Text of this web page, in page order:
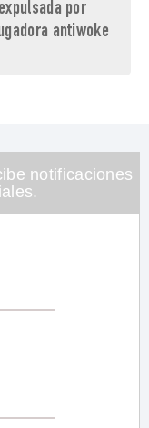
por
antiwoke
notificaciones